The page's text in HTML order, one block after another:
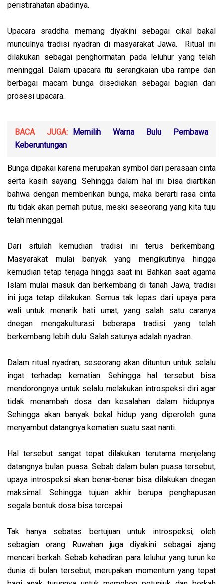
peristirahatan abadinya.
Upacara sraddha memang diyakini sebagai cikal bakal
munculnya tradisi nyadran di masyarakat Jawa. Ritual ini
dilakukan sebagai penghormatan pada leluhur yang telah
meninggal. Dalam upacara itu serangkaian uba rampe dan
berbagai macam bunga disediakan sebagai bagian dari
prosesi upacara.
BACA JUGA:
Memilih Warna Bulu Pembawa
Keberuntungan
Bunga dipakai karena merupakan symbol dari perasaan cinta
serta kasih sayang. Sehingga dalam hal ini bisa diartikan
bahwa dengan memberikan bunga, maka berarti rasa cinta
itu tidak akan pernah putus, meski seseorang yang kita tuju
telah meninggal.
Dari situlah kemudian tradisi ini terus berkembang.
Masyarakat mulai banyak yang mengikutinya hingga
kemudian tetap terjaga hingga saat ini. Bahkan saat agama
Islam mulai masuk dan berkembang di tanah Jawa, tradisi
ini juga tetap dilakukan. Semua tak lepas dari upaya para
wali untuk menarik hati umat, yang salah satu caranya
dnegan mengakulturasi beberapa tradisi yang telah
berkembang lebih dulu. Salah satunya adalah nyadran.
Dalam ritual nyadran, seseorang akan dituntun untuk selalu
ingat terhadap kematian. Sehingga hal tersebut bisa
mendorongnya untuk selalu melakukan introspeksi diri agar
tidak menambah dosa dan kesalahan dalam hidupnya.
Sehingga akan banyak bekal hidup yang diperoleh guna
menyambut datangnya kematian suatu saat nanti.
Hal tersebut sangat tepat dilakukan terutama menjelang
datangnya bulan puasa. Sebab dalam bulan puasa tersebut,
upaya introspeksi akan benar-benar bisa dilakukan dnegan
maksimal. Sehingga tujuan akhir berupa penghapusan
segala bentuk dosa bisa tercapai.
Tak hanya sebatas bertujuan untuk introspeksi, oleh
sebagian orang Ruwahan juga diyakini sebagai ajang
mencari berkah. Sebab kehadiran para leluhur yang turun ke
dunia di bulan tersebut, merupakan momentum yang tepat